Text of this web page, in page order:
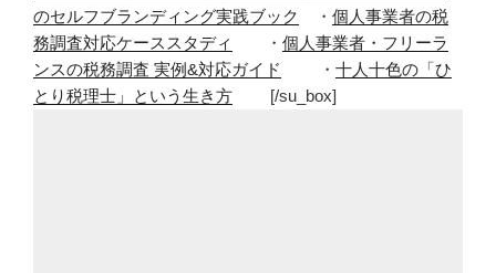
のセルフブランディング実践ブック
・ 個人事業者の税
務調査対応ケーススタディ
・ 個人事業者・フリーラ
ンスの税務調査 実例&対応ガイド
・ 十人十色の「ひ
とり税理士」という生き方 [/su_box]